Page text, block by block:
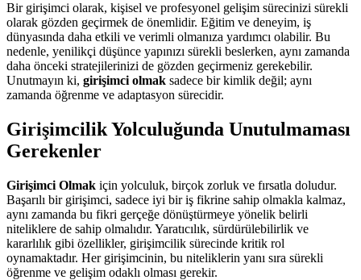
Bir girişimci olarak, kişisel ve profesyonel gelişim sürecinizi sürekli
olarak gözden geçirmek de önemlidir. Eğitim ve deneyim, iş
dünyasında daha etkili ve verimli olmanıza yardımcı olabilir. Bu
nedenle, yenilikçi düşünce yapınızı sürekli beslerken, aynı zamanda
daha önceki stratejilerinizi de gözden geçirmeniz gerekebilir.
Unutmayın ki, girişimci olmak sadece bir kimlik değil; aynı
zamanda öğrenme ve adaptasyon sürecidir.
Girişimcilik Yolculuğunda Unutulmaması
Gerekenler
Girişimci Olmak için yolculuk, birçok zorluk ve fırsatla doludur.
Başarılı bir girişimci, sadece iyi bir iş fikrine sahip olmakla kalmaz,
aynı zamanda bu fikri gerçeğe dönüştürmeye yönelik belirli
niteliklere de sahip olmalıdır. Yaratıcılık, sürdürülebilirlik ve
kararlılık gibi özellikler, girişimcilik sürecinde kritik rol
oynamaktadır. Her girişimcinin, bu niteliklerin yanı sıra sürekli
öğrenme ve gelişim odaklı olması gerekir.